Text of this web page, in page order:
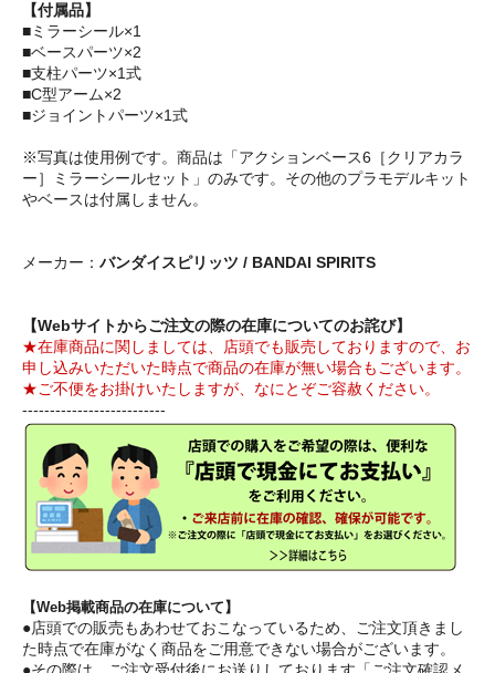
【付属品】
■ミラーシール×1
■ベースパーツ×2
■支柱パーツ×1式
■C型アーム×2
■ジョイントパーツ×1式
※写真は使用例です。商品は「アクションベース6［クリアカラ
ー］ミラーシールセット」のみです。その他のプラモデルキット
やベースは付属しません。
メーカー： バンダイスピリッツ / BANDAI SPIRITS
【Webサイトからご注文の際の在庫についてのお詫び】
★在庫商品に関しましては、店頭でも販売しておりますので、お
申し込みいただいた時点で商品の在庫が無い場合もございます。
★ご不便をお掛けいたしますが、なにとぞご容赦ください。
--------------------------
【Web掲載商品の在庫について】
●店頭での販売もあわせておこなっているため、ご注文頂きまし
た時点で在庫がなく商品をご用意できない場合がございます。